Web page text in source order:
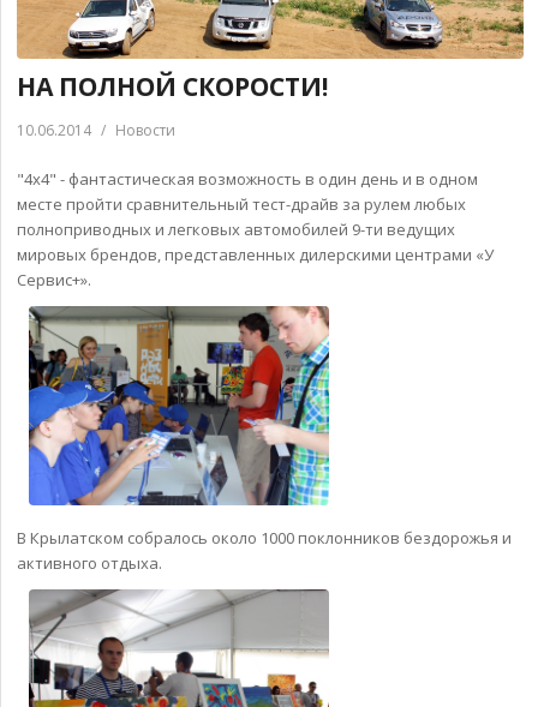
НА ПОЛНОЙ СКОРОСТИ!
10.06.2014 / Новости
"4x4" - фантастическая возможность в один день и в одном
месте пройти сравнительный тест-драйв за рулем любых
полноприводных и легковых автомобилей 9-ти ведущих
мировых брендов, представленных дилерскими центрами «У
Сервис+».
В Крылатском собралось около 1000 поклонников бездорожья и
активного отдыха.